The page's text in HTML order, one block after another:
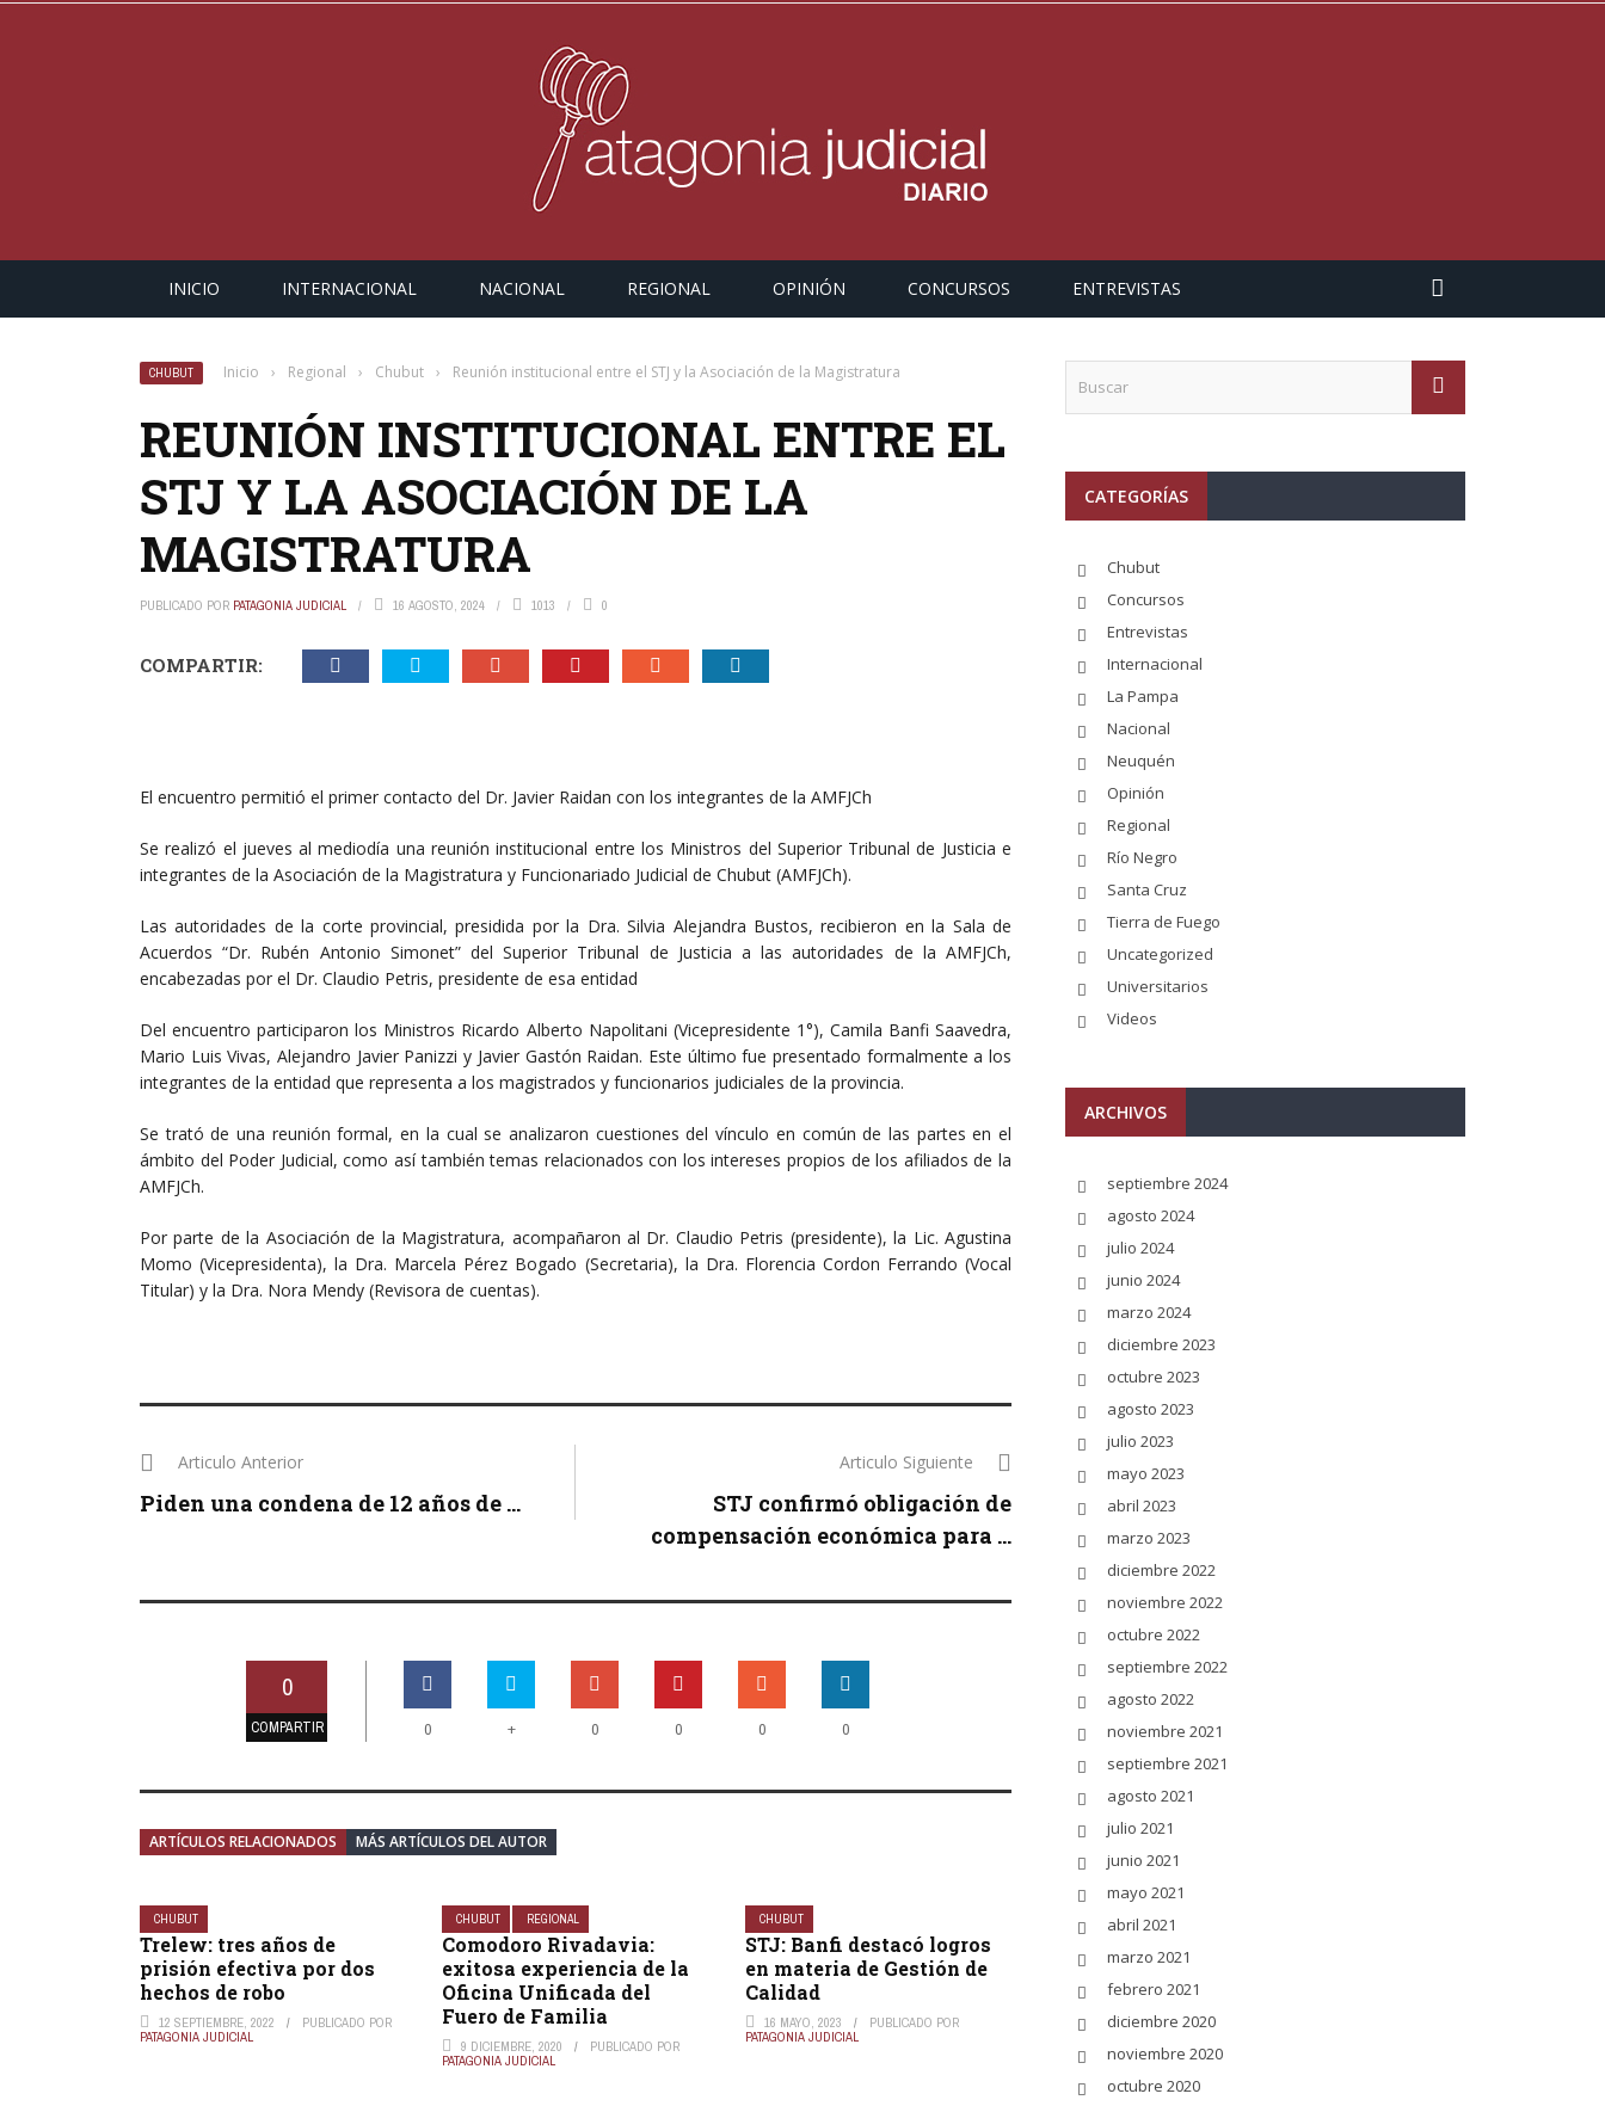
INICIO INTERNACIONAL NACIONAL REGIONAL OPINIÓN CONCURSOS ENTREVISTAS
CHUBUT Inicio › Regional › Chubut › Reunión institucional entre el STJ y la Asociación de la Magistratura
REUNIÓN INSTITUCIONAL ENTRE EL
STJ Y LA ASOCIACIÓN DE LA
MAGISTRATURA
PUBLICADO POR PATAGONIA JUDICIAL 16 AGOSTO, 2024 1013 0
COMPARTIR:
El encuentro permitió el primer contacto del Dr. Javier Raidan con los integrantes de la AMFJCh
Se realizó el jueves al mediodía una reunión institucional entre los Ministros del Superior Tribunal de Justicia e
integrantes de la Asociación de la Magistratura y Funcionariado Judicial de Chubut (AMFJCh).
Las autoridades de la corte provincial, presidida por la Dra. Silvia Alejandra Bustos, recibieron en la Sala de
Acuerdos “Dr. Rubén Antonio Simonet” del Superior Tribunal de Justicia a las autoridades de la AMFJCh,
encabezadas por el Dr. Claudio Petris, presidente de esa entidad
Del encuentro participaron los Ministros Ricardo Alberto Napolitani (Vicepresidente 1°), Camila Banfi Saavedra,
Mario Luis Vivas, Alejandro Javier Panizzi y Javier Gastón Raidan. Este último fue presentado formalmente a los
integrantes de la entidad que representa a los magistrados y funcionarios judiciales de la provincia.
Se trató de una reunión formal, en la cual se analizaron cuestiones del vínculo en común de las partes en el
ámbito del Poder Judicial, como así también temas relacionados con los intereses propios de los afiliados de la
AMFJCh.
Por parte de la Asociación de la Magistratura, acompañaron al Dr. Claudio Petris (presidente), la Lic. Agustina
Momo (Vicepresidenta), la Dra. Marcela Pérez Bogado (Secretaria), la Dra. Florencia Cordon Ferrando (Vocal
Titular) y la Dra. Nora Mendy (Revisora de cuentas).
Articulo Anterior
Piden una condena de 12 años de ...
Articulo Siguiente
STJ confirmó obligación de
compensación económica para ...
0
COMPARTIR 0 + 0 0 0 0
ARTÍCULOS RELACIONADOS MÁS ARTÍCULOS DEL AUTOR
CHUBUT
Trelew: tres años de
prisión efectiva por dos
hechos de robo
12 SEPTIEMBRE, 2022
PUBLICADO POR
PATAGONIA JUDICIAL
CHUBUT REGIONAL
Comodoro Rivadavia:
exitosa experiencia de la
Oficina Unificada del
Fuero de Familia
9 DICIEMBRE, 2020
PUBLICADO POR
PATAGONIA JUDICIAL
CHUBUT
STJ: Banfi destacó logros
en materia de Gestión de
Calidad
16 MAYO, 2023
PUBLICADO POR
PATAGONIA JUDICIAL
CATEGORÍAS
Chubut
Concursos
Entrevistas
Internacional
La Pampa
Nacional
Neuquén
Opinión
Regional
Río Negro
Santa Cruz
Tierra de Fuego
Uncategorized
Universitarios
Videos
ARCHIVOS
septiembre 2024
agosto 2024
julio 2024
junio 2024
marzo 2024
diciembre 2023
octubre 2023
agosto 2023
julio 2023
mayo 2023
abril 2023
marzo 2023
diciembre 2022
noviembre 2022
octubre 2022
septiembre 2022
agosto 2022
noviembre 2021
septiembre 2021
agosto 2021
julio 2021
junio 2021
mayo 2021
abril 2021
marzo 2021
febrero 2021
diciembre 2020
noviembre 2020
octubre 2020